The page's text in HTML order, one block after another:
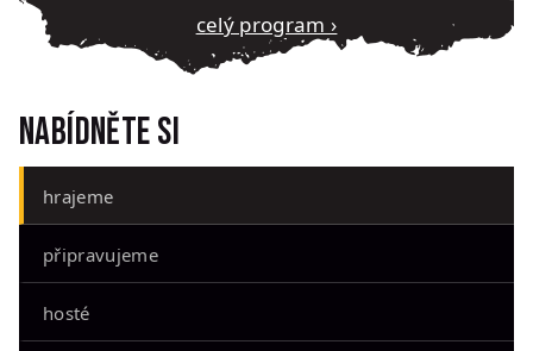
Nabídněte si
hrajeme
připravujeme
hosté
Celý program ›